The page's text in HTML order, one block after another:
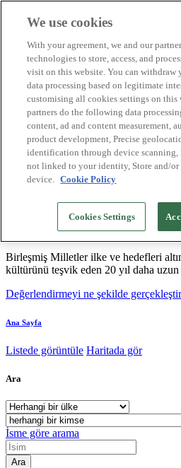
Biosphere Şirketlerini
Değerlendirmeyi nasıl yapıyoruz
Biz kimiz
TR
English
Español
Português
Français
Català
Deutsch
Sürdürülebilir modeller
uygulamaları tasdikliyoruz
Birleşmiş Milletler ilke ve hedefleri
kültürünü teşvik eden 20 yıl daha
Değerlendirmeyi ne şekilde
Ana Sayfa
Listede görüntüle Haritada gör
Ara
İsme göre arama
We use cookies
With your agreement, we and our
technologies to store, access, and
visit on this website. You can withdraw
data processing based on legitimate
customising all cookies settings on this
partners do the following data
content, ad and content measurement,
product development, Precise
identification through device scanning,
not linked to your identity, Store and/or
device. Cookie Policy
Cookies Settings